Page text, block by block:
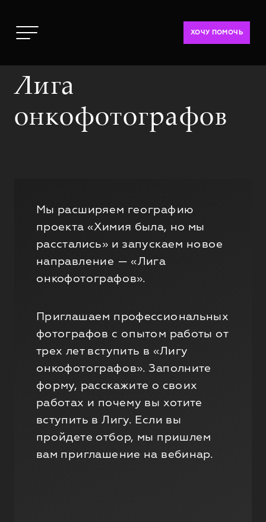
ХОЧУ ПОМОЧЬ
Лига
онкофотографов
Мы расширяем географию
проекта «Химия была, но мы
расстались» и запускаем новое
направление — «Лига
онкофотографов».
Приглашаем профессиональных
фотографов с опытом работы от
трех лет вступить в «Лигу
онкофотографов». Заполните
форму, расскажите о своих
работах и почему вы хотите
вступить в Лигу. Если вы
пройдете отбор, мы пришлем
вам приглашение на вебинар.